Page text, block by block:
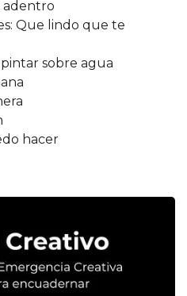
adentro
Que lindo que te
sobre agua
hacer